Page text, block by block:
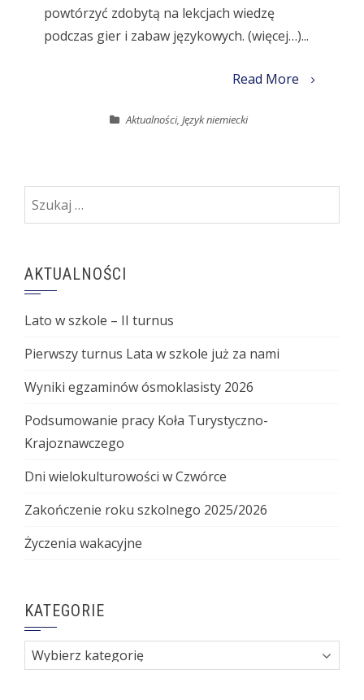
powtórzyć zdobytą na lekcjach wiedzę
podczas gier i zabaw językowych. (więcej…)...
Read More
Aktualności, Język niemiecki
Szukaj:
AKTUALNOŚCI
Lato w szkole – II turnus
Pierwszy turnus Lata w szkole już za nami
Wyniki egzaminów ósmoklasisty 2026
Podsumowanie pracy Koła Turystyczno-
Krajoznawczego
Dni wielokulturowości w Czwórce
Zakończenie roku szkolnego 2025/2026
Życzenia wakacyjne
KATEGORIE
Kategorie